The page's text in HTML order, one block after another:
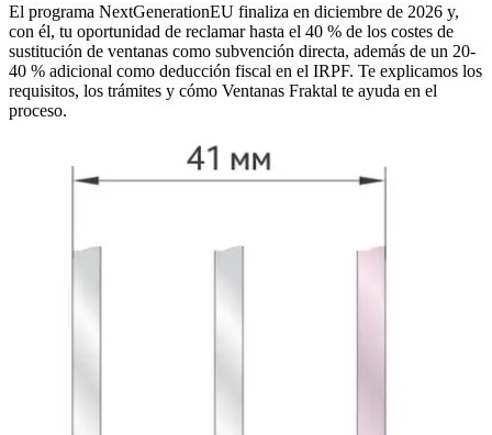
El programa NextGenerationEU finaliza en diciembre de 2026 y,
con él, tu oportunidad de reclamar hasta el 40 % de los costes de
sustitución de ventanas como subvención directa, además de un 20-
40 % adicional como deducción fiscal en el IRPF. Te explicamos los
requisitos, los trámites y cómo Ventanas Fraktal te ayuda en el
proceso.